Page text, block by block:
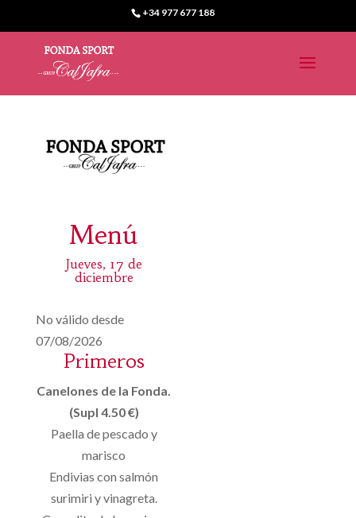
+34 977 677 188
Menú
Jueves, 17 de
diciembre
No válido desde
07/08/2026
Primeros
Canelones de la Fonda.
(Supl 4.50 €)
Paella de pescado y
marisco
Endivias con salmón
surimiri y vinagreta.